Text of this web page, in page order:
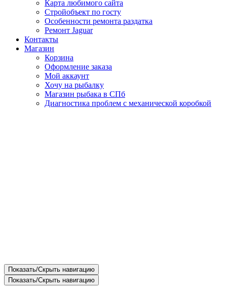
Карта любимого сайта
Стройобъект по госту
Особенности ремонта раздатка
Ремонт Jaguar
Контакты
Магазин
Корзина
Оформление заказа
Мой аккаунт
Хочу на рыбалку
Магазин рыбака в СПб
Диагностика проблем с механической коробкой
Показать/Скрыть навигацию
Показать/Скрыть навигацию